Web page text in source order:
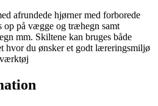
afrundede hjørner med forborede
op på vægge og træhegn samt
mm. Skiltene kan bruges både
hvor du ønsker et godt læreringsmiljø